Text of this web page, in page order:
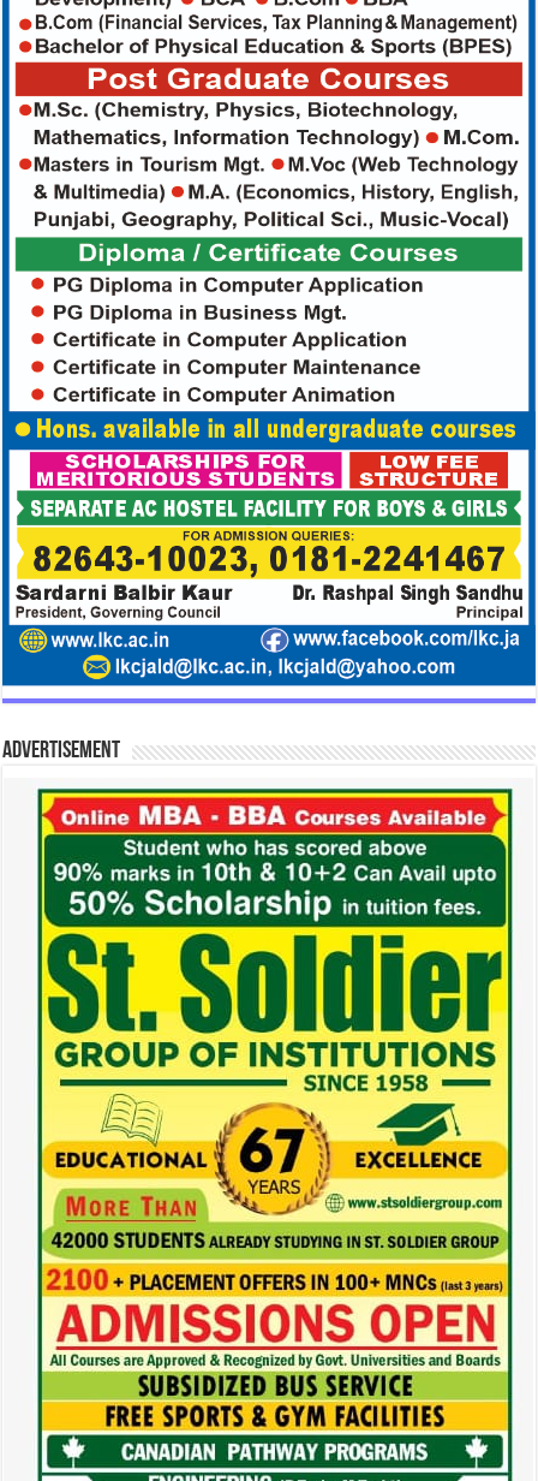
Advertisement